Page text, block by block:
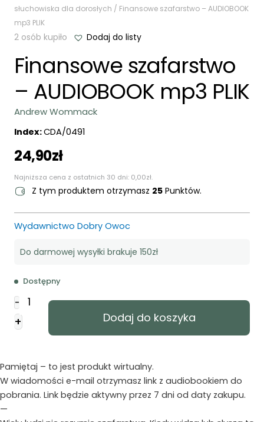
słuchowiska dla dorosłych / Finansowe szafarstwo – AUDIOBOOK
mp3 PLIK
2 osób kupiło Dodaj do listy
Finansowe szafarstwo
– AUDIOBOOK mp3 PLIK
Andrew Wommack
Index:CDA/0491
24,90zł
Najniższa cena z ostatnich 30 dni: 0,00zł.
Z tym produktem otrzymasz 25 Punktów.
Wydawnictwo Dobry Owoc
Do darmowej wysyłki brakuje 150zł
Dostępny
-
ilość
Finansowe
szafarstwo
mp3
PLIK
+ Dodaj do koszyka
Pamiętaj – to jest produkt wirtualny.
W wiadomości e-mail otrzymasz link z audiobookiem do
pobrania. Link będzie aktywny przez 7 dni od daty zakupu.
—